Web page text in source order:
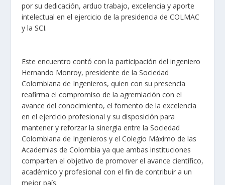
por su dedicación, arduo trabajo, excelencia y aporte
intelectual en el ejercicio de la presidencia de COLMAC
y la SCI.
Este encuentro contó con la participación del ingeniero
Hernando Monroy, presidente de la Sociedad
Colombiana de Ingenieros, quien con su presencia
reafirma el compromiso de la agremiación con el
avance del conocimiento, el fomento de la excelencia
en el ejercicio profesional y su disposición para
mantener y reforzar la sinergia entre la Sociedad
Colombiana de Ingenieros y el Colegio Máximo de las
Academias de Colombia ya que ambas instituciones
comparten el objetivo de promover el avance científico,
académico y profesional con el fin de contribuir a un
mejor país.